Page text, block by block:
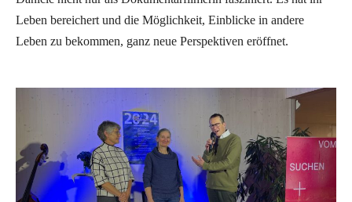
Leben bereichert und die Möglichkeit, Einblicke in andere
Leben zu bekommen, ganz neue Perspektiven eröffnet.